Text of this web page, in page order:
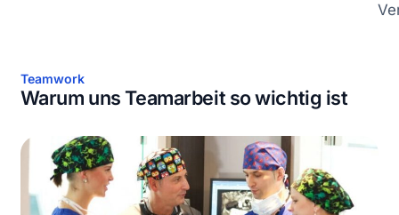
Teamwork
Warum uns Teamarbeit so wichtig ist